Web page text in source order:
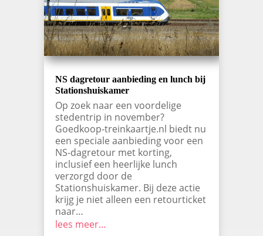
NS dagretour aanbieding en lunch bij
Stationshuiskamer
Op zoek naar een voordelige
stedentrip in november?
Goedkoop-treinkaartje.nl biedt nu
een speciale aanbieding voor een
NS-dagretour met korting,
inclusief een heerlijke lunch
verzorgd door de
Stationshuiskamer. Bij deze actie
krijg je niet alleen een retourticket
naar…
lees meer…